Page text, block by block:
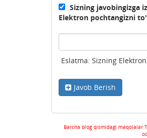
Sizning javobingizga
Elektron pochtangizni
Eslatma: Sizning
Javob Berish
Barcha blog qismidagi